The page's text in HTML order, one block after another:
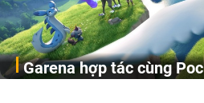
Garena hợp tác cùng